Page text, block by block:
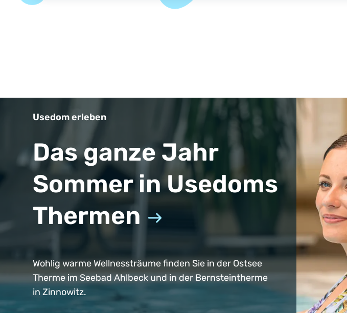
Usedom erleben
Das ganze Jahr
Sommer in Usedoms
Thermen
Wohlig warme Wellnessträume finden Sie in der Ostsee
Therme im Seebad Ahlbeck und in der Bernsteintherme
in Zinnowitz.